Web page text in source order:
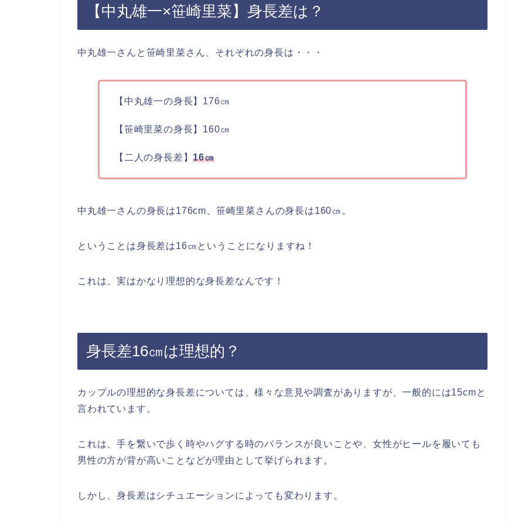
【中丸雄一×笹崎里菜】身長差は？
中丸雄一さんと笹崎里菜さん、それぞれの身長は・・・
【中丸雄一の身長】176㎝
【笹崎里菜の身長】160㎝
【二人の身長差】16㎝
中丸雄一さんの身長は176cm、笹崎里菜さんの身長は160㎝。
ということは身長差は16㎝ということになりますね！
これは、実はかなり理想的な身長差なんです！
身長差16㎝は理想的？
カップルの理想的な身長差については、様々な意見や調査がありますが、一般的には15cmと
言われています。
これは、手を繋いで歩く時やハグする時のバランスが良いことや、女性がヒールを履いても
男性の方が背が高いことなどが理由として挙げられます。
しかし、身長差はシチュエーションによっても変わります。